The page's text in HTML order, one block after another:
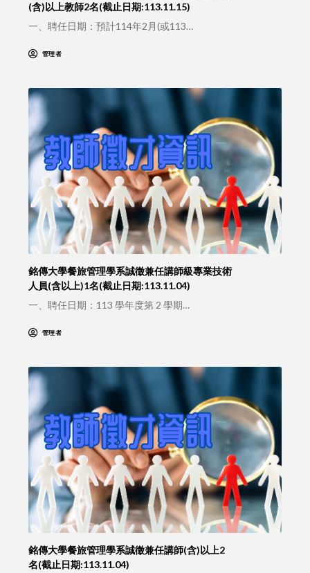
(含)以上教師2名(截止日期:113.11.15)
一、聘任日期：預計114年2月(或113…
管理者
銘傳大學餐旅管理學系誠徵兼任講師級專業技術
人員(含以上)1名(截止日期:113.11.04)
一、聘任日期：113 學年度第 2 學期…
管理者
銘傳大學餐旅管理學系誠徵兼任講師(含)以上2
名(截止日期:113.11.04)